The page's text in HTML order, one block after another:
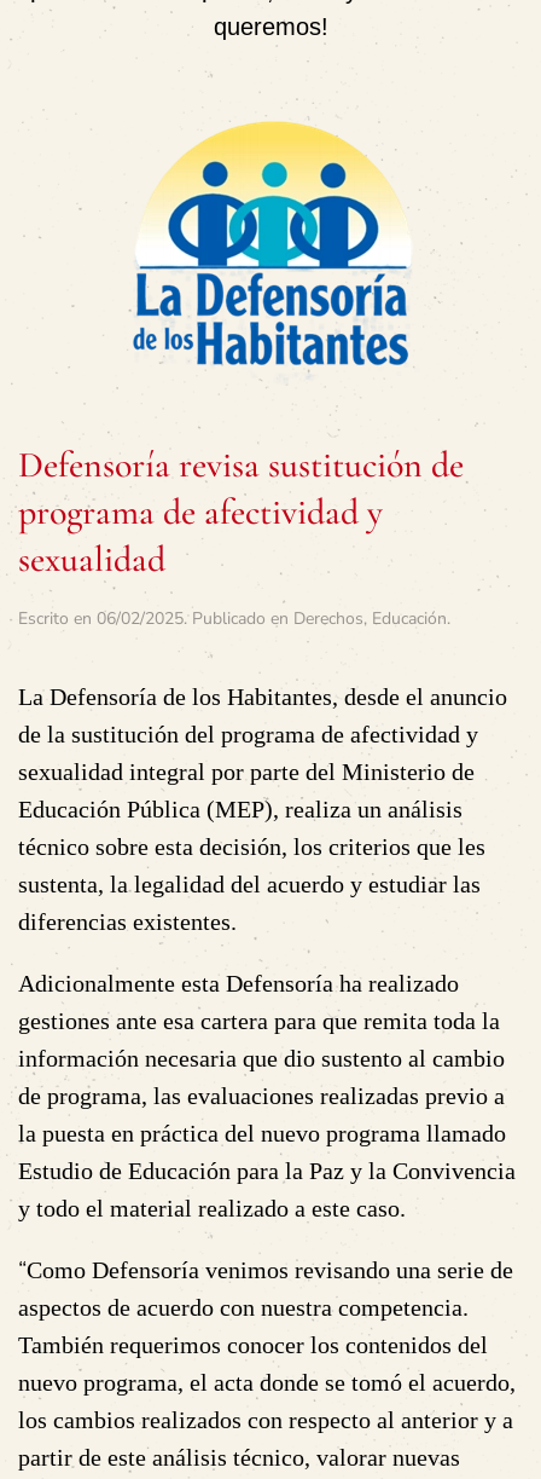
queremos!
Defensoría revisa sustitución de
programa de afectividad y
sexualidad
Escrito en 06/02/2025. Publicado en Derechos, Educación.
La Defensoría de los Habitantes, desde el anuncio
de la sustitución del programa de afectividad y
sexualidad integral por parte del Ministerio de
Educación Pública (MEP), realiza un análisis
técnico sobre esta decisión, los criterios que les
sustenta, la legalidad del acuerdo y estudiar las
diferencias existentes.
Adicionalmente esta Defensoría ha realizado
gestiones ante esa cartera para que remita toda la
información necesaria que dio sustento al cambio
de programa, las evaluaciones realizadas previo a
la puesta en práctica del nuevo programa llamado
Estudio de Educación para la Paz y la Convivencia
y todo el material realizado a este caso.
“Como Defensoría venimos revisando una serie de
aspectos de acuerdo con nuestra competencia.
También requerimos conocer los contenidos del
nuevo programa, el acta donde se tomó el acuerdo,
los cambios realizados con respecto al anterior y a
partir de este análisis técnico, valorar nuevas